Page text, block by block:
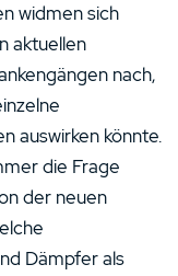
widmen sich
aktuellen
nach,
auswirken könnte.
die Frage
der neuen
Dämpfer als